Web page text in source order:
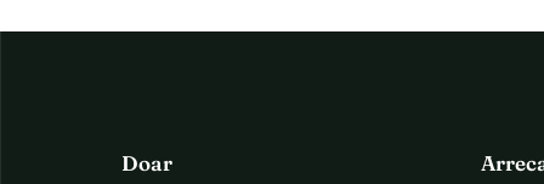
Doar